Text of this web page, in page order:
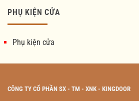
PHỤ KIỆN CỬA
Phụ kiện cửa
CÔNG TY CỔ PHẦN SX - TM - XNK - KINGDOOR